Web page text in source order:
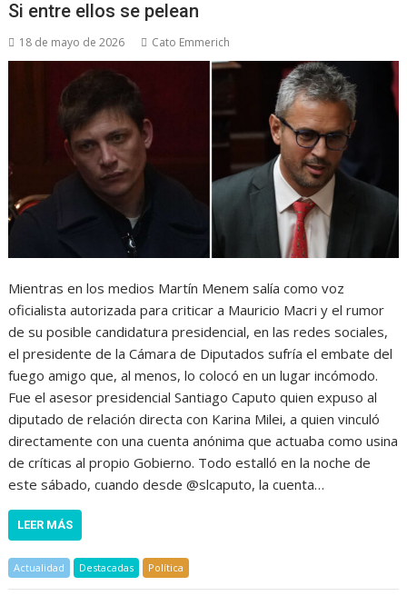
Si entre ellos se pelean
18 de mayo de 2026 Cato Emmerich
Mientras en los medios Martín Menem salía como voz
oficialista autorizada para criticar a Mauricio Macri y el rumor
de su posible candidatura presidencial, en las redes sociales,
el presidente de la Cámara de Diputados sufría el embate del
fuego amigo que, al menos, lo colocó en un lugar incómodo.
Fue el asesor presidencial Santiago Caputo quien expuso al
diputado de relación directa con Karina Milei, a quien vinculó
directamente con una cuenta anónima que actuaba como usina
de críticas al propio Gobierno. Todo estalló en la noche de
este sábado, cuando desde @slcaputo, la cuenta…
LEER MÁS
Actualidad Destacadas Política